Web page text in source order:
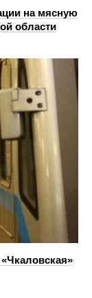
на мясную
области